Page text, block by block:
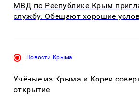
МВД по Республике Крым
службу. Обещают хорошие
Новости Крыма
Учёные из Крыма и Кореи
открытие